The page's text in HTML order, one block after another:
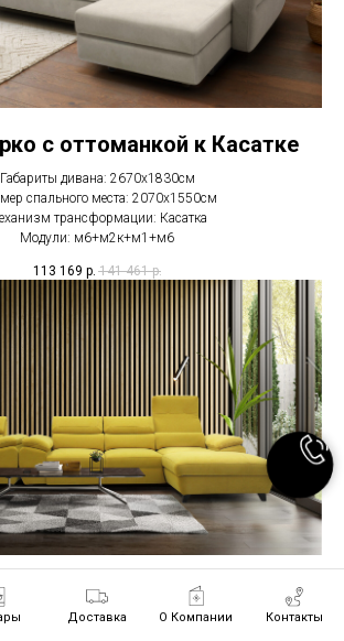
Доставка О Компании Контакты
с оттоманкой к Касатке
Габариты дивана: 2670х1830см
спального места: 2070х1550см
трансформации: Касатка
Модули: м6+м2к+м1+м6
113 169 р. 141 461 р.
Слим с оттоманкой
дивана: 2600x1600 см